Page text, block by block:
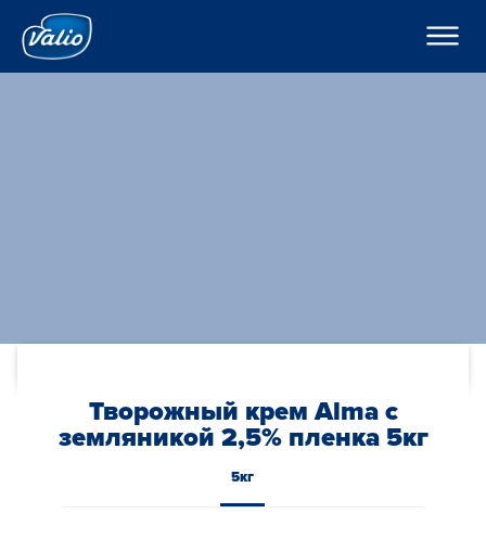
????????
????????
??????? ????????
? ???????????
Творожный крем Alma с
земляникой 2,5% пленка 5кг
5кг